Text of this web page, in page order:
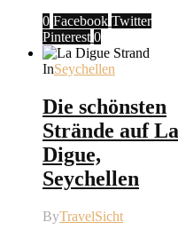
0 Facebook Twitter
Pinterest 0
InSeychellen
Die schönsten
Strände auf La
Digue,
Seychellen
ByTravelSicht